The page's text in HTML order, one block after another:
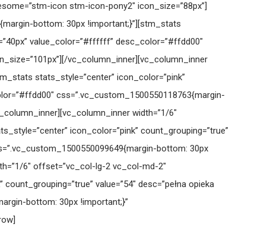
icon stm-icon-pony2″ icon_size=”88px”]
bottom: 30px !important;}”][stm_stats
value_color=”#ffffff” desc_color=”#ffdd00″
vc_column_inner][vc_column_inner
stats_style=”center” icon_color=”pink”
css=”.vc_custom_1500550118763{margin-
width=”1/6″
icon_color=”pink” count_grouping=”true”
bottom: 30px
6″ offset=”vc_col-lg-2 vc_col-md-2″
value=”54″ desc=”pełna opieka
bottom: 30px !important;}”